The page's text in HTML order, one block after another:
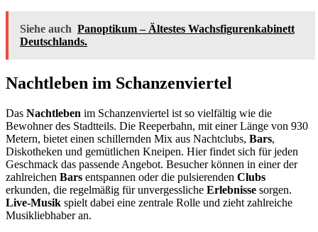
Siehe auch Panoptikum – Ältestes Wachsfigurenkabinett
Deutschlands.
Nachtleben im Schanzenviertel
Das Nachtleben im Schanzenviertel ist so vielfältig wie die
Bewohner des Stadtteils. Die Reeperbahn, mit einer Länge von 930
Metern, bietet einen schillernden Mix aus Nachtclubs, Bars,
Diskotheken und gemütlichen Kneipen. Hier findet sich für jeden
Geschmack das passende Angebot. Besucher können in einer der
zahlreichen Bars entspannen oder die pulsierenden Clubs
erkunden, die regelmäßig für unvergessliche Erlebnisse sorgen.
Live-Musik spielt dabei eine zentrale Rolle und zieht zahlreiche
Musikliebhaber an.